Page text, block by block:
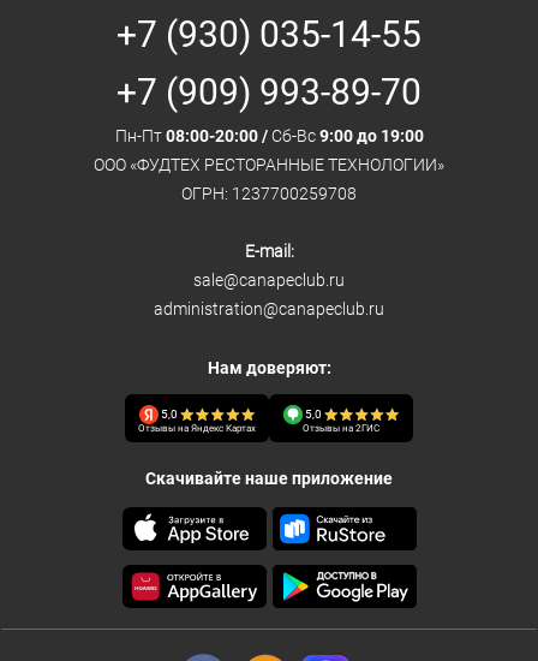
+7 (930) 035-14-55
+7 (909) 993-89-70
Пн-Пт 08:00-20:00 / Сб-Вс 9:00 до 19:00
ООО «ФУДТЕХ РЕСТОРАННЫЕ ТЕХНОЛОГИИ»
ОГРН: 1237700259708
E-mail:
sale@canapeclub.ru
administration@canapeclub.ru
Нам доверяют:
5,0
Отзывы на Яндекс Картах
5,0
Отзывы на 2ГИС
Скачивайте наше приложение